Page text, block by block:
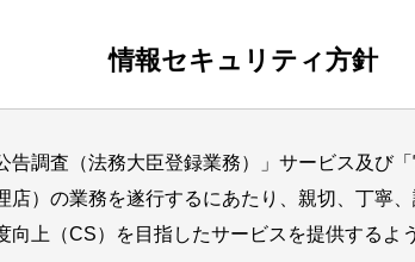
情報セキュリティ方針
告調査（法務大臣登録業務）」サービス及び
店）の業務を遂行するにあたり、親切、丁寧
上（CS）を目指したサービスを提供するよ